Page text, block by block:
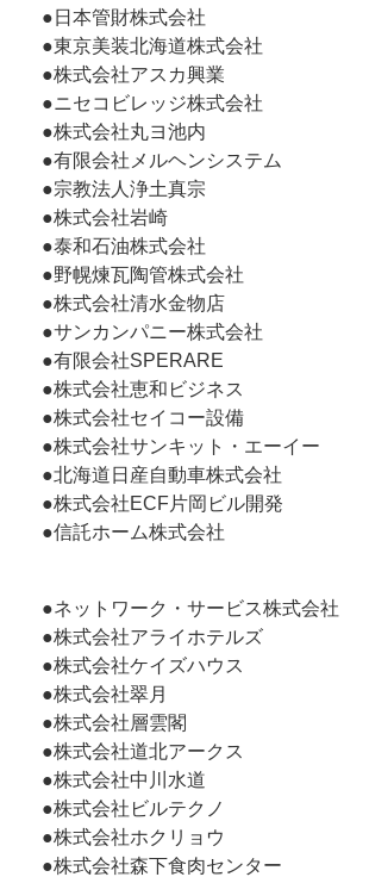
●日本管財株式会社
●東京美装北海道株式会社
●株式会社アスカ興業
●ニセコビレッジ株式会社
●株式会社丸ヨ池内
●有限会社メルヘンシステム
●宗教法人浄土真宗
●株式会社岩崎
●泰和石油株式会社
●野幌煉瓦陶管株式会社
●株式会社清水金物店
●サンカンパニー株式会社
●有限会社SPERARE
●株式会社恵和ビジネス
●株式会社セイコー設備
●株式会社サンキット・エーイー
●北海道日産自動車株式会社
●株式会社ECF片岡ビル開発
●信託ホーム株式会社
●ネットワーク・サービス株式会社
●株式会社アライホテルズ
●株式会社ケイズハウス
●株式会社翠月
●株式会社層雲閣
●株式会社道北アークス
●株式会社中川水道
●株式会社ビルテクノ
●株式会社ホクリョウ
●株式会社森下食肉センター